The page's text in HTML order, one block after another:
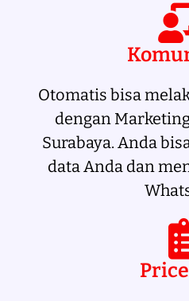
Otomatis bisa
dengan
Surabaya. Anda
data Anda dan